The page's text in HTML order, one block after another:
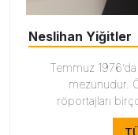
Neslihan Yiğitler
Temmuz
mezunudur.
röportajları